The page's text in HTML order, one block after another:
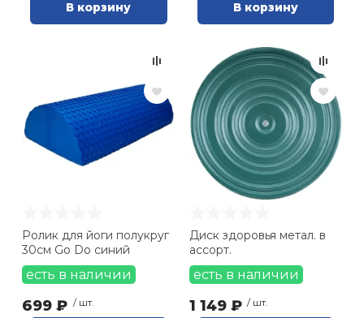
В корзину В корзину
Ролик для йоги полукруг
30см Go Do синий
есть в наличии
699 ₽ / шт.
Диск здоровья метал. в
ассорт.
есть в наличии
1 149 ₽ / шт.